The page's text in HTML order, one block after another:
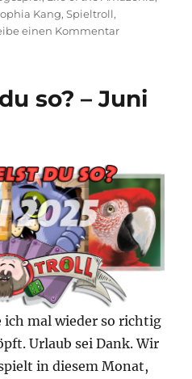
Kang,Spieltroll,
einen Kommentarzu
Amazonia
so? – Juni
ich mal wieder so richtig
Urlaub sei Dank. Wir
in diesem Monat,